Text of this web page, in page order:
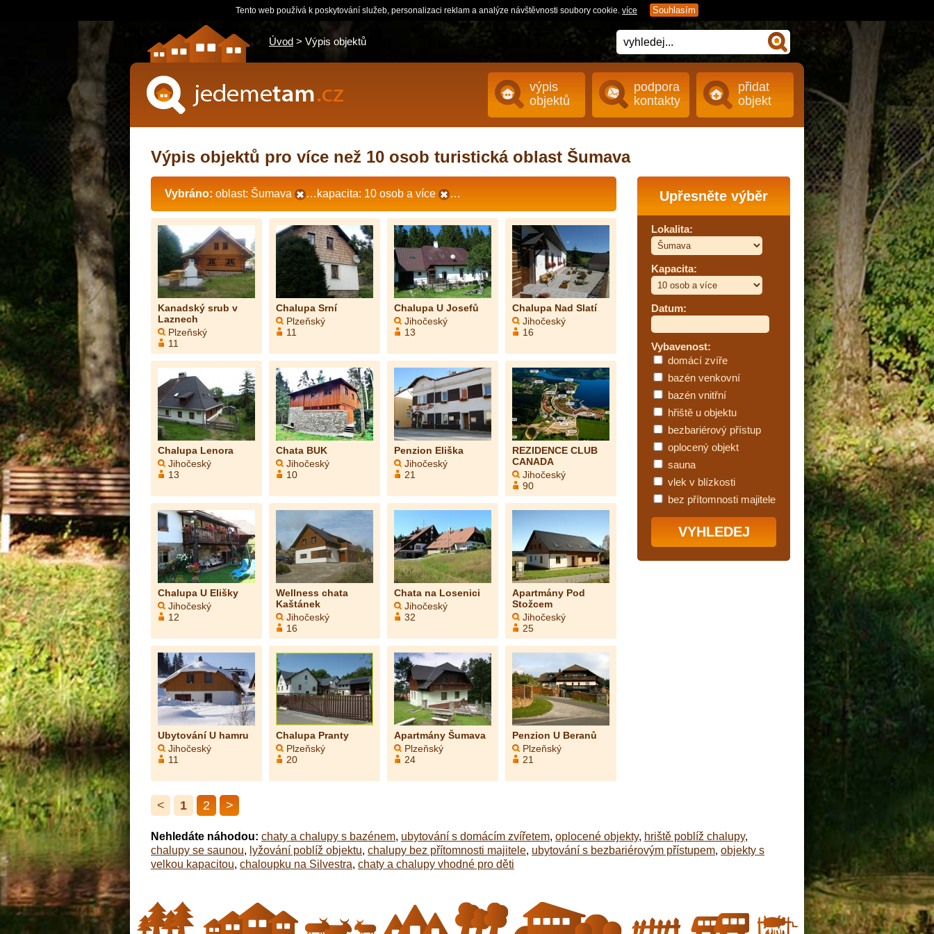
Tento web používá k poskytování služeb, personalizaci reklam a analýze návštěvnosti soubory cookie. více Souhlasím
Úvod > Výpis objektů
jedemetam.cz
výpis
objektů
podpora
kontakty
přidat
objekt
Výpis objektů pro více než 10 osob turistická oblast Šumava
Upřesněte výběr
Lokalita:
Kapacita:
Datum:
Vybavenost:
domácí zvíře
bazén venkovní
bazén vnitřní
hřiště u objektu
bezbariérový přístup
oplocený objekt
sauna
vlek v blízkosti
bez přítomnosti majitele
Vybráno: oblast: Šumava …kapacita: 10 osob a více …
Kanadský srub v
Laznech
Plzeňský
11
Chalupa Srní
Plzeňský
11
Chalupa U Josefů
Jihočeský
13
Chalupa Nad Slatí
Jihočeský
16
Chalupa Lenora
Jihočeský
13
Chata BUK
Jihočeský
10
Penzion Eliška
Jihočeský
21
REZIDENCE CLUB
CANADA
Jihočeský
90
Chalupa U Elišky
Jihočeský
12
Wellness chata
Kaštánek
Jihočeský
16
Chata na Losenici
Jihočeský
32
Apartmány Pod
Stožcem
Jihočeský
25
Ubytování U hamru
Jihočeský
11
Chalupa Pranty
Plzeňský
20
Apartmány Šumava
Plzeňský
24
Penzion U Beranů
Plzeňský
21
< 1 2 >
Nehledáte náhodou: chaty a chalupy s bazénem, ubytování s domácím zvířetem, oplocené objekty, hriště poblíž chalupy,
chalupy se saunou, lyžování poblíž objektu, chalupy bez přítomnosti majitele, ubytování s bezbariérovým přístupem, objekty s
velkou kapacitou, chaloupku na Silvestra, chaty a chalupy vhodné pro děti